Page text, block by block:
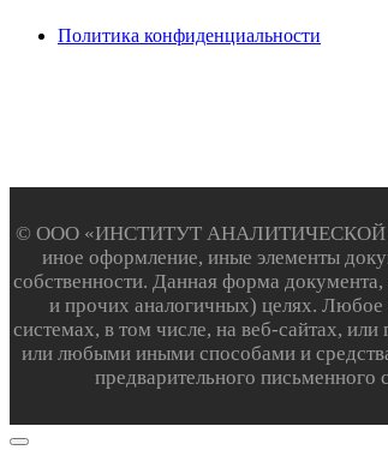
Политика конфиденциальности
© ООО «ИНСТИТУТ АНАЛИТИЧЕСКОЙ
иное оформление, иные элементы
собственности. Данная форма
и прочих аналогичных) целях. Любое
системах, в том числе, на веб-сайтах,
или любыми иными способами и
предварительного